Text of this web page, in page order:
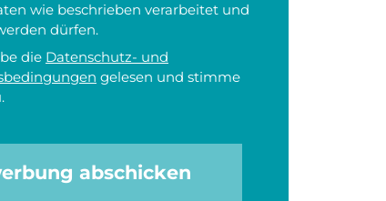
wie beschrieben verarbeitet und
dürfen.
die Datenschutz- und
gelesen und stimme
abschicken